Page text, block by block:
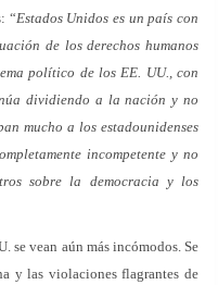
“Estados Unidos es un país con
de los derechos humanos
político de los EE. UU., con
dividiendo a la nación y no
mucho a los estadounidenses
incompetente y no
sobre la democracia y los
se vean aún más incómodos. Se
y las violaciones flagrantes de